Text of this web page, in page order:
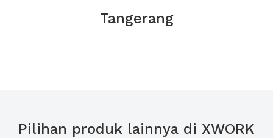
Tangerang
Pilihan produk lainnya di XWORK